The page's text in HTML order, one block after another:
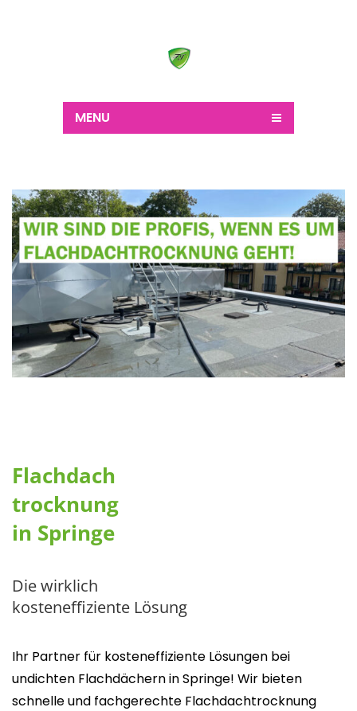
MENU
Flachdach
trocknung
in Springe
Die wirklich
kosteneffiziente Lösung
Ihr Partner für kosteneffiziente Lösungen bei
undichten Flachdächern in Springe! Wir bieten
schnelle und fachgerechte Flachdachtrocknung